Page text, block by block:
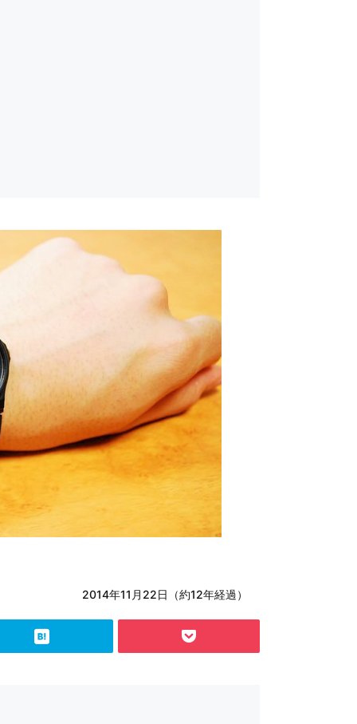
2014年11月22日（約12年経過）